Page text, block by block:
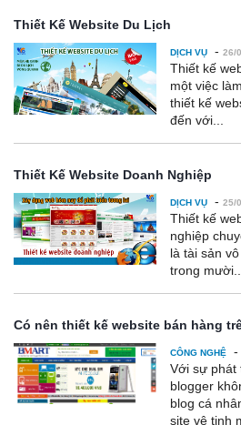
Thiết Kế Website Du Lịch
DỊCH VỤ - 26/
Thiết kế
một việc
thiết kế
đến với...
Thiết Kế Website Doanh Nghiệp
DỊCH VỤ - 25/
Thiết kế
nghiệp
là tài sản
trong
Có nên thiết kế website bán hàng
CÔNG NGHỆ -
Với sự phát
blogger
blog cá
site vệ tinh